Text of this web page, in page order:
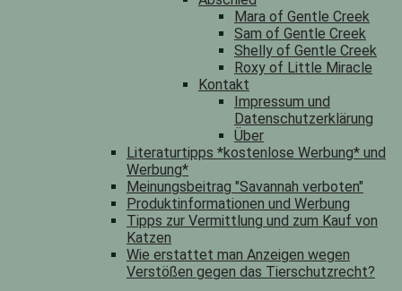
Mara of Gentle Creek
Sam of Gentle Creek
Shelly of Gentle Creek
Roxy of Little Miracle
Kontakt
Impressum und
Datenschutzerklärung
Über
Literaturtipps *kostenlose Werbung* und
Werbung*
Meinungsbeitrag "Savannah verboten"
Produktinformationen und Werbung
Tipps zur Vermittlung und zum Kauf von
Katzen
Wie erstattet man Anzeigen wegen
Verstößen gegen das Tierschutzrecht?